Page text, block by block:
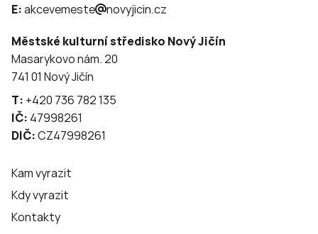
E:akcevemeste novyjicin.cz
Městské kulturní středisko Nový Jičín
Masarykovo nám. 20
741 01 Nový Jičín
T: +420 736 782 135
IČ: 47998261
DIČ:CZ47998261
Kam vyrazit
Kdy vyrazit
Kontakty